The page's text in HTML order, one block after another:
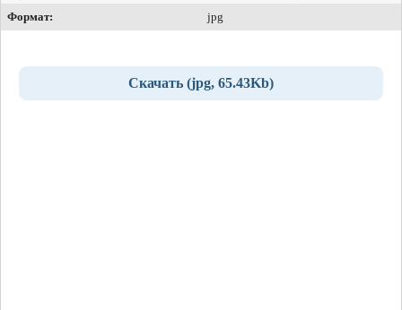
Формат:
jpg
Скачать (jpg, 65.43Kb)